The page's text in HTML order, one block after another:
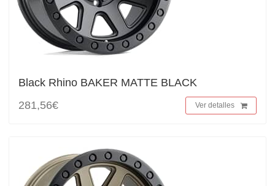
Black Rhino BAKER MATTE BLACK
281,56€
Ver detalles